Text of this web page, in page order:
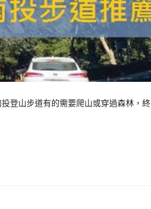
登山步道有的需要爬山或穿過森林，終